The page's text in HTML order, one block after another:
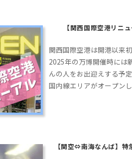
【関西国際空港リニ
関西国際空港は開港以来
2025年の万博開催時には
んの人をお出迎えする予
国内線エリアがオープン
【関空⇔南海なんば】